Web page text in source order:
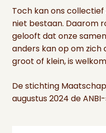
Toch kan ons
niet bestaan. Daarom
gelooft dat onze
anders kan op om zich
groot of klein, is
De stichting
augustus 2024 de